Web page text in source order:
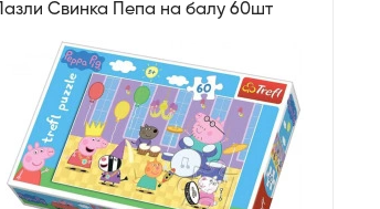
Пазли Свинка Пепа на балу 60шт